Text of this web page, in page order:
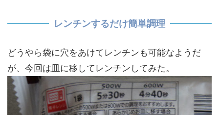
レンチンするだけ簡単調理
どうやら袋に穴をあけてレンチンも可能なようだ
が、今回は皿に移してレンチンしてみた。